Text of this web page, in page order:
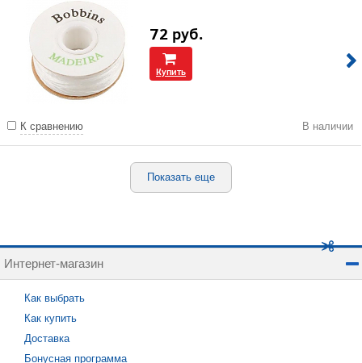
72 руб.
Купить
К сравнению В наличии
Показать еще
Интернет-магазин
Как выбрать
Как купить
Доставка
Бонусная программа